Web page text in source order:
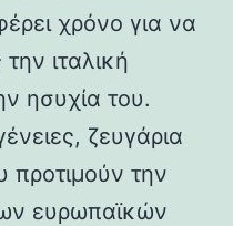
χρόνο για να
ιταλική
ησυχία του.
ζευγάρια
προτιμούν την
ευρωπαϊκών